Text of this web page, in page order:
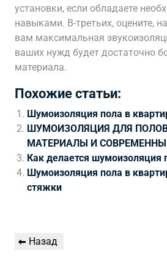
установки, если обладаете
навыками. В-третьих, оцените,
вам максимальная
ваших нужд будет достаточно
материала.
Похожие статьи:
Шумоизоляция пола в
ШУМОИЗОЛЯЦИЯ ДЛЯ ПОЛОВ
МАТЕРИАЛЫ И
Как делается шумоизоляция
Шумоизоляция пола в
стяжки
Навигация
Предыдущая
Назад